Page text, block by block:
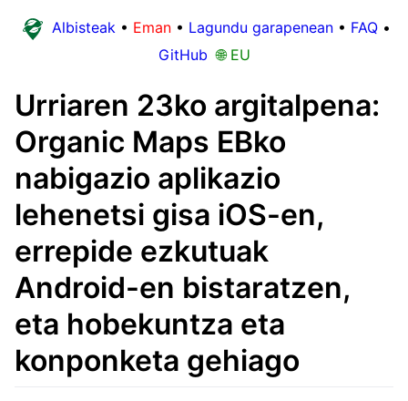
Albisteak • Eman • Lagundu garapenean • FAQ •
GitHub 🌐 EU
Urriaren 23ko argitalpena:
Organic Maps EBko
nabigazio aplikazio
lehenetsi gisa iOS-en,
errepide ezkutuak
Android-en bistaratzen,
eta hobekuntza eta
konponketa gehiago